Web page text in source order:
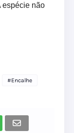
espécie não
#Encalhe